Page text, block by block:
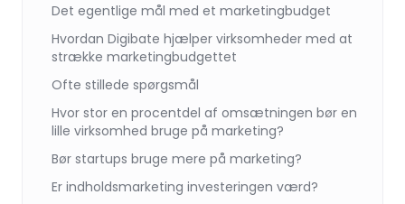
Det egentlige mål med et marketingbudget
Hvordan Digibate hjælper virksomheder med at
strække marketingbudgettet
Ofte stillede spørgsmål
Hvor stor en procentdel af omsætningen bør en
lille virksomhed bruge på marketing?
Bør startups bruge mere på marketing?
Er indholdsmarketing investeringen værd?